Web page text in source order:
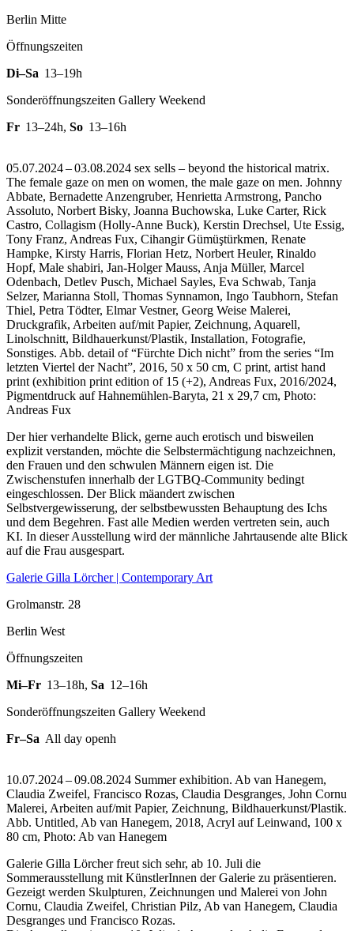
Berlin Mitte
Öffnungszeiten
Di–Sa 13–19h
Sonderöffnungszeiten Gallery Weekend
Fr 13–24h, So 13–16h
05.07.2024 – 03.08.2024 sex sells – beyond the historical matrix.
The female gaze on men on women, the male gaze on men. Johnny
Abbate, Bernadette Anzengruber, Henrietta Armstrong, Pancho
Assoluto, Norbert Bisky, Joanna Buchowska, Luke Carter, Rick
Castro, Collagism (Holly-Anne Buck), Kerstin Drechsel, Ute Essig,
Tony Franz, Andreas Fux, Cihangir Gümüştürkmen, Renate
Hampke, Kirsty Harris, Florian Hetz, Norbert Heuler, Rinaldo
Hopf, Male shabiri, Jan-Holger Mauss, Anja Müller, Marcel
Odenbach, Detlev Pusch, Michael Sayles, Eva Schwab, Tanja
Selzer, Marianna Stoll, Thomas Synnamon, Ingo Taubhorn, Stefan
Thiel, Petra Tödter, Elmar Vestner, Georg Weise Malerei,
Druckgrafik, Arbeiten auf/mit Papier, Zeichnung, Aquarell,
Linolschnitt, Bildhauerkunst/Plastik, Installation, Fotografie,
Sonstiges. Abb. detail of “Fürchte Dich nicht” from the series “Im
letzten Viertel der Nacht”, 2016, 50 x 50 cm, C print, artist hand
print (exhibition print edition of 15 (+2), Andreas Fux, 2016/2024,
Pigmentdruck auf Hahnemühlen-Baryta, 21 x 29,7 cm, Photo:
Andreas Fux
Der hier verhandelte Blick, gerne auch erotisch und bisweilen
explizit verstanden, möchte die Selbstermächtigung nachzeichnen,
den Frauen und den schwulen Männern eigen ist. Die
Zwischenstufen innerhalb der LGTBQ-Community bedingt
eingeschlossen. Der Blick mäandert zwischen
Selbstvergewisserung, der selbstbewussten Behauptung des Ichs
und dem Begehren. Fast alle Medien werden vertreten sein, auch
KI. In dieser Ausstellung wird der männliche Jahrtausende alte Blick
auf die Frau ausgespart.
Galerie Gilla Lörcher | Contemporary Art
Grolmanstr. 28
Berlin West
Öffnungszeiten
Mi–Fr 13–18h, Sa 12–16h
Sonderöffnungszeiten Gallery Weekend
Fr–Sa All day openh
10.07.2024 – 09.08.2024 Summer exhibition. Ab van Hanegem,
Claudia Zweifel, Francisco Rozas, Claudia Desgranges, John Cornu
Malerei, Arbeiten auf/mit Papier, Zeichnung, Bildhauerkunst/Plastik.
Abb. Untitled, Ab van Hanegem, 2018, Acryl auf Leinwand, 100 x
80 cm, Photo: Ab van Hanegem
Galerie Gilla Lörcher freut sich sehr, ab 10. Juli die
Sommerausstellung mit KünstlerInnen der Galerie zu präsentieren.
Gezeigt werden Skulpturen, Zeichnungen und Malerei von John
Cornu, Claudia Zweifel, Christian Pilz, Ab van Hanegem, Claudia
Desgranges und Francisco Rozas.